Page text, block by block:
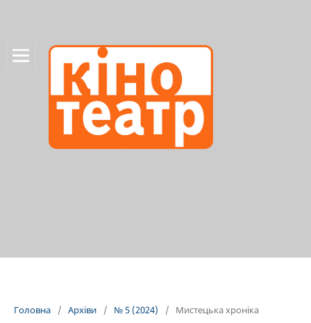
Головна / Архіви / № 5 (2024) / Мистецька хроніка